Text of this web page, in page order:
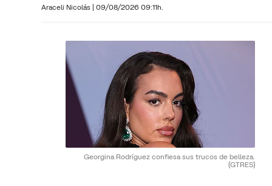
Araceli Nicolás | 09/08/2026 09:11h.
Georgina Rodríguez confiesa sus trucos de belleza.
(GTRES)